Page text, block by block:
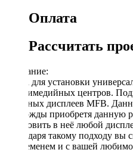
Оплата
Рассчитать
Описание:
Рамка для установки
мультимедийных центров.
овальных дисплеев MFB.
единожды приобретя данную
установить в неё любой
Благодаря такому подходу
со временем и с вашей